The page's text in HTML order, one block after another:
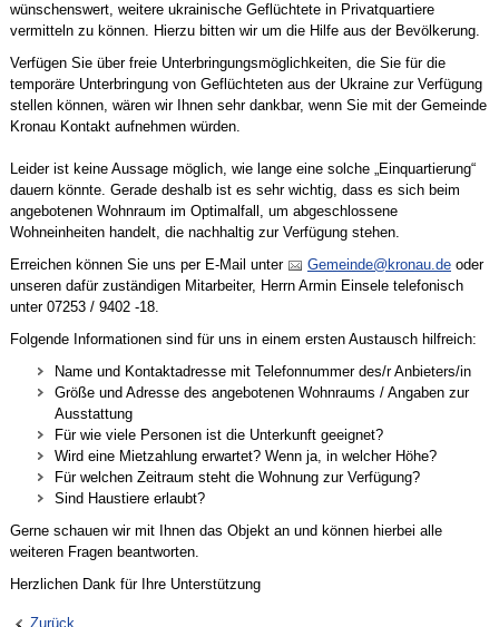
wünschenswert, weitere ukrainische Geflüchtete in Privatquartiere
vermitteln zu können. Hierzu bitten wir um die Hilfe aus der Bevölkerung.
Verfügen Sie über freie Unterbringungsmöglichkeiten, die Sie für die
temporäre Unterbringung von Geflüchteten aus der Ukraine zur Verfügung
stellen können, wären wir Ihnen sehr dankbar, wenn Sie mit der Gemeinde
Kronau Kontakt aufnehmen würden.
Leider ist keine Aussage möglich, wie lange eine solche „Einquartierung“
dauern könnte. Gerade deshalb ist es sehr wichtig, dass es sich beim
angebotenen Wohnraum im Optimalfall, um abgeschlossene
Wohneinheiten handelt, die nachhaltig zur Verfügung stehen.
Erreichen können Sie uns per E-Mail unter
G m nd kr n d oder
unseren dafür zuständigen Mitarbeiter, Herrn Armin Einsele telefonisch
unter 07253 / 9402 -18.
Folgende Informationen sind für uns in einem ersten Austausch hilfreich:
Name und Kontaktadresse mit Telefonnummer des/r Anbieters/in
Größe und Adresse des angebotenen Wohnraums / Angaben zur
Ausstattung
Für wie viele Personen ist die Unterkunft geeignet?
Wird eine Mietzahlung erwartet? Wenn ja, in welcher Höhe?
Für welchen Zeitraum steht die Wohnung zur Verfügung?
Sind Haustiere erlaubt?
Gerne schauen wir mit Ihnen das Objekt an und können hierbei alle
weiteren Fragen beantworten.
Herzlichen Dank für Ihre Unterstützung
Zurück